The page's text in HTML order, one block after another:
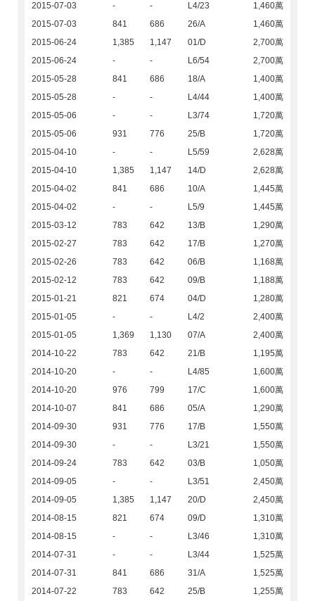
2015-07-03
- - L4/23
1,460萬
2015-07-03
841 686 26/A
1,460萬
2015-06-24
1,385 1,147 01/D
2,700萬
2015-06-24
- - L6/54
2,700萬
2015-05-28
841 686 18/A
1,400萬
2015-05-28
- - L4/44
1,400萬
2015-05-06
- - L3/74
1,720萬
2015-05-06
931 776 25/B
1,720萬
2015-04-10
- - L5/59
2,628萬
2015-04-10
1,385 1,147 14/D
2,628萬
2015-04-02
841 686 10/A
1,445萬
2015-04-02
- - L5/9
1,445萬
2015-03-12
783 642 13/B
1,290萬
2015-02-27
783 642 17/B
1,270萬
2015-02-26
783 642 06/B
1,168萬
2015-02-12
783 642 09/B
1,188萬
2015-01-21
821 674 04/D
1,280萬
2015-01-05
- - L4/2
2,400萬
2015-01-05
1,369 1,130 07/A
2,400萬
2014-10-22
783 642 21/B
1,195萬
2014-10-20
- - L4/85
1,600萬
2014-10-20
976 799 17/C
1,600萬
2014-10-07
841 686 05/A
1,290萬
2014-09-30
931 776 17/B
1,550萬
2014-09-30
- - L3/21
1,550萬
2014-09-24
783 642 03/B
1,050萬
2014-09-05
- - L3/51
2,450萬
2014-09-05
1,385 1,147 20/D
2,450萬
2014-08-15
821 674 09/D
1,310萬
2014-08-15
- - L3/46
1,310萬
2014-07-31
- - L3/44
1,525萬
2014-07-31
841 686 31/A
1,525萬
2014-07-22
783 642 25/B
1,255萬